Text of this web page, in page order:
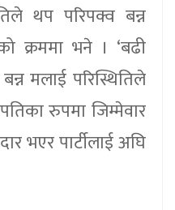
थप परिपक्व बन्न
क्रममा भने । ‘बढी
मलाई परिस्थितिले
रुपमा जिम्मेवार
भएर पार्टीलाई अघि